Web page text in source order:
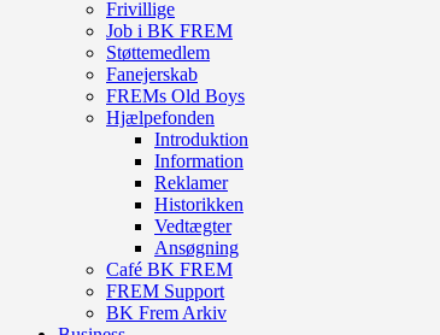
Frivillige
Job i BK FREM
Støttemedlem
Fanejerskab
FREMs Old Boys
Hjælpefonden
Introduktion
Information
Reklamer
Historikken
Vedtægter
Ansøgning
Café BK FREM
FREM Support
BK Frem Arkiv